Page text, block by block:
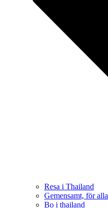
Resa i Thailand
Gemensamt, för alla
Bo i thailand